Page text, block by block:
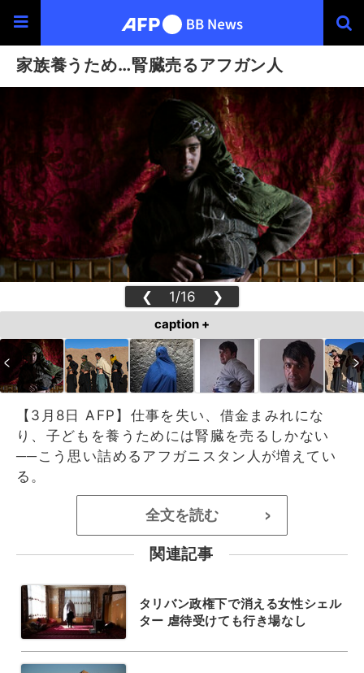
家族養うため…腎臓売るアフガン人
❮ 1/16 ❯
caption +
【3月8日 AFP】仕事を失い、借金まみれにな
り、子どもを養うためには腎臓を売るしかない
──こう思い詰めるアフガニスタン人が増えてい
る。
全文を読む >
関連記事
タリバン政権下で消える女性シェル
ター 虐待受けても行き場なし